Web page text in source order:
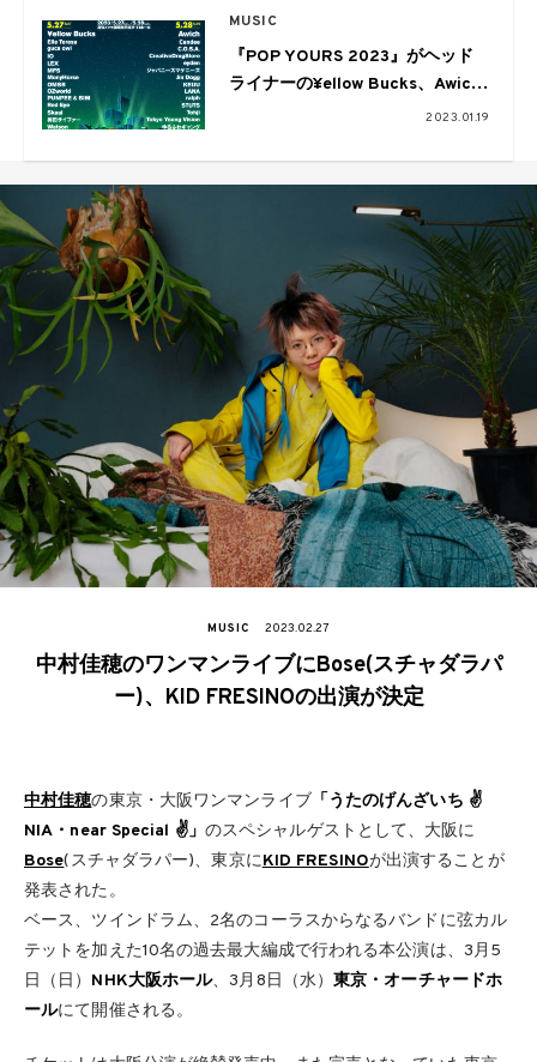
MUSIC
『POP YOURS 2023』がヘッド
ライナーの¥ellow Bucks、Awich
をはじめ全29組の第一弾アーティ
2023.01.19
MUSIC 2023.02.27
中村佳穂のワンマンライブにBose(スチャダラパ
ー)、KID FRESINOの出演が決定
中村佳穂の東京・大阪ワンマンライブ 「うたのげんざいち ✌
NIA・near Special ✌」 のスペシャルゲストとして、大阪に
Bose(スチャダラパー)、東京にKID FRESINOが出演することが
発表された。
ベース、ツインドラム、2名のコーラスからなるバンドに弦カル
テットを加えた10名の過去最大編成で行われる本公演は、3月5
日（日） NHK大阪ホール、3月8日（水）東京・オーチャードホ
ールにて開催される。